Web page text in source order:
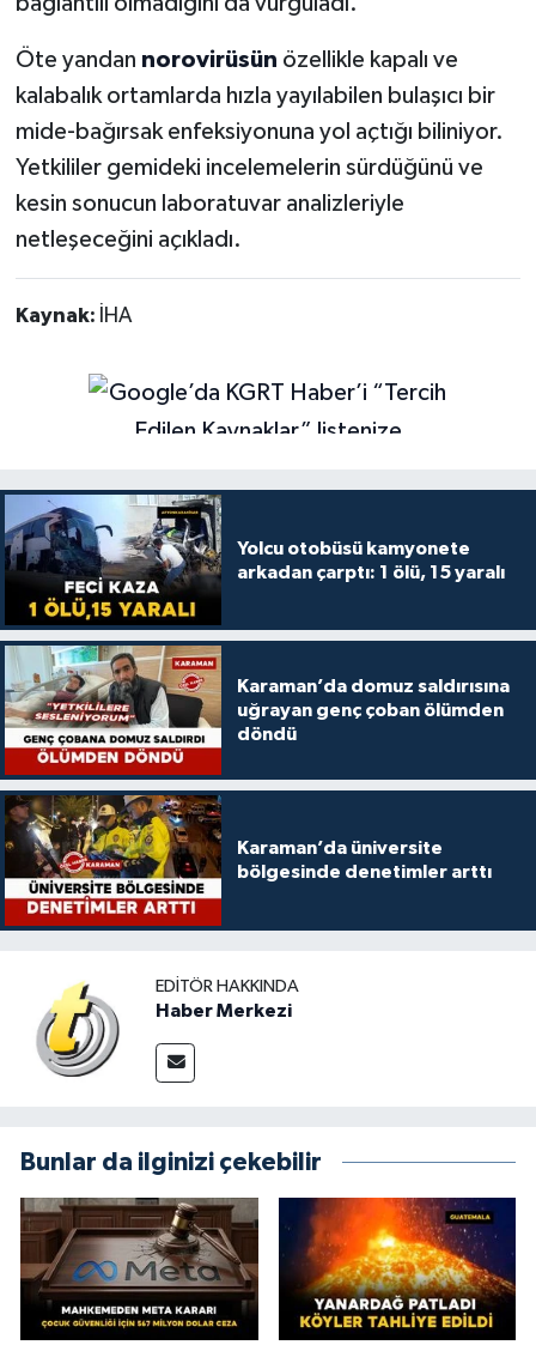
Öte yandan norovirüsün özellikle kapalı ve
kalabalık ortamlarda hızla yayılabilen bulaşıcı bir
mide-bağırsak enfeksiyonuna yol açtığı biliniyor.
Yetkililer gemideki incelemelerin sürdüğünü ve
kesin sonucun laboratuvar analizleriyle
netleşeceğini açıkladı.
Kaynak: İHA
Yolcu otobüsü kamyonete
arkadan çarptı: 1 ölü, 15 yaralı
Karaman’da domuz saldırısına
uğrayan genç çoban ölümden
döndü
Karaman’da üniversite
bölgesinde denetimler arttı
EDITÖR HAKKINDA
Haber Merkezi
Bunlar da ilginizi çekebilir